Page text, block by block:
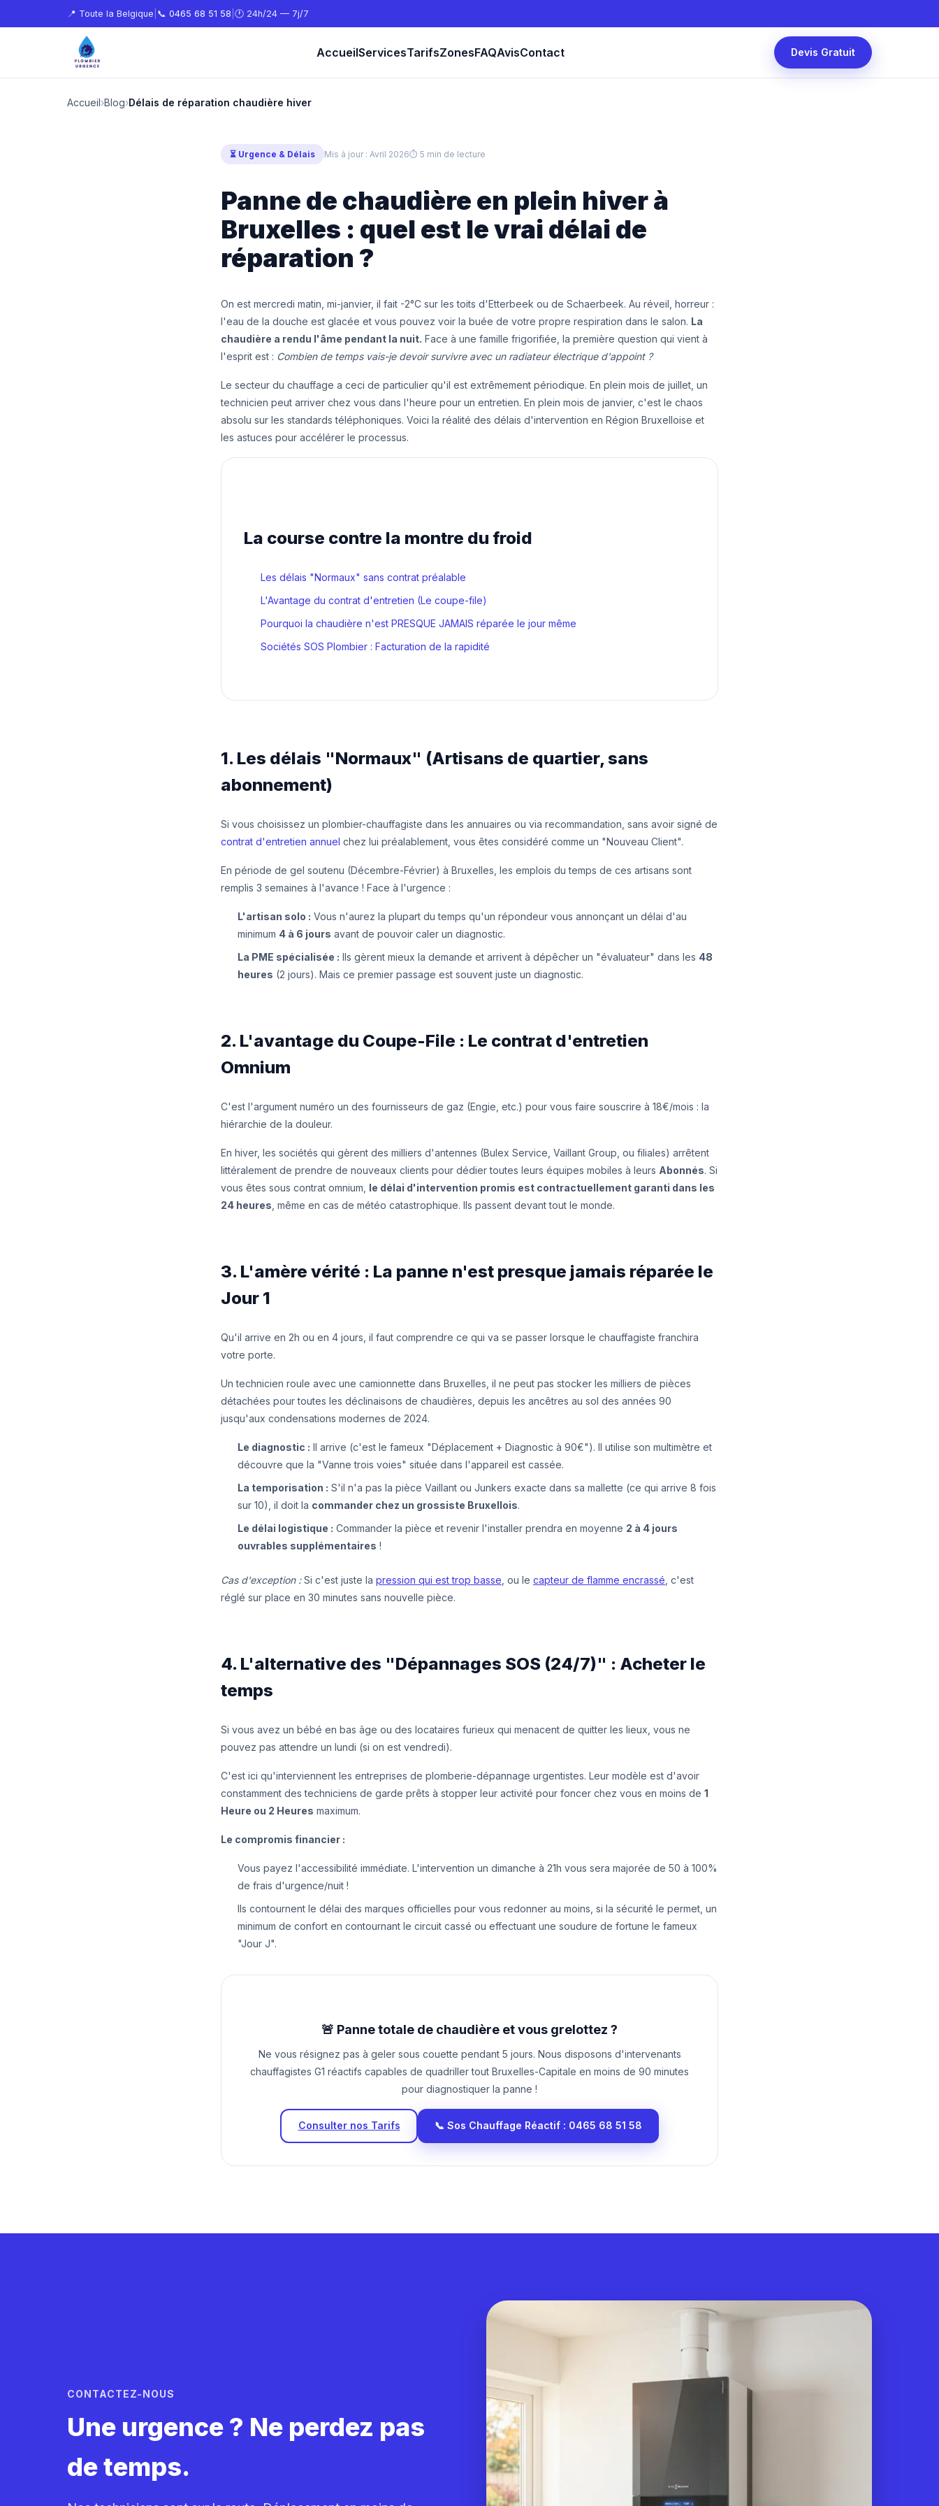
📍 Toute la Belgique 📞 0465 68 51 58 🕐 24h/24 — 7j/7
AccueilServicesTarifsZonesFAQAvisContact Devis Gratuit
Accueil›Blog›Délais de réparation chaudière hiver
⏳ Urgence & Délais Mis à jour : Avril 2026⏱ 5 min de lecture
Panne de chaudière en plein hiver à
Bruxelles : quel est le vrai délai de
réparation ?
On est mercredi matin, mi-janvier, il fait -2°C sur les toits d'Etterbeek ou de Schaerbeek. Au réveil, horreur :
l'eau de la douche est glacée et vous pouvez voir la buée de votre propre respiration dans le salon. La
chaudière a rendu l'âme pendant la nuit. Face à une famille frigorifiée, la première question qui vient à
l'esprit est : Combien de temps vais-je devoir survivre avec un radiateur électrique d'appoint ?
Le secteur du chauffage a ceci de particulier qu'il est extrêmement périodique. En plein mois de juillet, un
technicien peut arriver chez vous dans l'heure pour un entretien. En plein mois de janvier, c'est le chaos
absolu sur les standards téléphoniques. Voici la réalité des délais d'intervention en Région Bruxelloise et
les astuces pour accélérer le processus.
La course contre la montre du froid
Les délais "Normaux" sans contrat préalable
L'Avantage du contrat d'entretien (Le coupe-file)
Pourquoi la chaudière n'est PRESQUE JAMAIS réparée le jour même
Sociétés SOS Plombier : Facturation de la rapidité
1. Les délais "Normaux" (Artisans de quartier, sans
abonnement)
Si vous choisissez un plombier-chauffagiste dans les annuaires ou via recommandation, sans avoir signé de
contrat d'entretien annuel chez lui préalablement, vous êtes considéré comme un "Nouveau Client".
En période de gel soutenu (Décembre-Février) à Bruxelles, les emplois du temps de ces artisans sont
remplis 3 semaines à l'avance ! Face à l'urgence :
L'artisan solo : Vous n'aurez la plupart du temps qu'un répondeur vous annonçant un délai d'au
minimum 4 à 6 jours avant de pouvoir caler un diagnostic.
La PME spécialisée : Ils gèrent mieux la demande et arrivent à dépêcher un "évaluateur" dans les 48
heures (2 jours). Mais ce premier passage est souvent juste un diagnostic.
2. L'avantage du Coupe-File : Le contrat d'entretien
Omnium
C'est l'argument numéro un des fournisseurs de gaz (Engie, etc.) pour vous faire souscrire à 18€/mois : la
hiérarchie de la douleur.
En hiver, les sociétés qui gèrent des milliers d'antennes (Bulex Service, Vaillant Group, ou filiales) arrêtent
littéralement de prendre de nouveaux clients pour dédier toutes leurs équipes mobiles à leurs Abonnés. Si
vous êtes sous contrat omnium, le délai d'intervention promis est contractuellement garanti dans les
24 heures , même en cas de météo catastrophique. Ils passent devant tout le monde.
3. L'amère vérité : La panne n'est presque jamais réparée le
Jour 1
Qu'il arrive en 2h ou en 4 jours, il faut comprendre ce qui va se passer lorsque le chauffagiste franchira
votre porte.
Un technicien roule avec une camionnette dans Bruxelles, il ne peut pas stocker les milliers de pièces
détachées pour toutes les déclinaisons de chaudières, depuis les ancêtres au sol des années 90
jusqu'aux condensations modernes de 2024.
Le diagnostic : Il arrive (c'est le fameux "Déplacement + Diagnostic à 90€"). Il utilise son multimètre et
découvre que la "Vanne trois voies" située dans l'appareil est cassée.
La temporisation : S'il n'a pas la pièce Vaillant ou Junkers exacte dans sa mallette (ce qui arrive 8 fois
sur 10), il doit la commander chez un grossiste Bruxellois.
Le délai logistique : Commander la pièce et revenir l'installer prendra en moyenne 2 à 4 jours
ouvrables supplémentaires !
Cas d'exception :Si c'est juste la pression qui est trop basse , ou le capteur de flamme encrassé , c'est
réglé sur place en 30 minutes sans nouvelle pièce.
4. L'alternative des "Dépannages SOS (24/7)" : Acheter le
temps
Si vous avez un bébé en bas âge ou des locataires furieux qui menacent de quitter les lieux, vous ne
pouvez pas attendre un lundi (si on est vendredi).
C'est ici qu'interviennent les entreprises de plomberie-dépannage urgentistes. Leur modèle est d'avoir
constamment des techniciens de garde prêts à stopper leur activité pour foncer chez vous en moins de 1
Heure ou 2 Heures maximum.
Le compromis financier :
Vous payez l'accessibilité immédiate. L'intervention un dimanche à 21h vous sera majorée de 50 à 100%
de frais d'urgence/nuit !
Ils contournent le délai des marques officielles pour vous redonner au moins, si la sécurité le permet, un
minimum de confort en contournant le circuit cassé ou effectuant une soudure de fortune le fameux
"Jour J".
🚨 Panne totale de chaudière et vous grelottez ?
Ne vous résignez pas à geler sous couette pendant 5 jours. Nous disposons d'intervenants
chauffagistes G1 réactifs capables de quadriller tout Bruxelles-Capitale en moins de 90 minutes
pour diagnostiquer la panne !
Consulter nos Tarifs 📞 Sos Chauffage Réactif : 0465 68 51 58
CONTACTEZ-NOUS
Une urgence ? Ne perdez pas
de temps.